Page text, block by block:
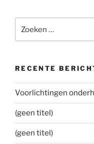
naar:
RECENTE
Voorlichtingen
(geen titel)
(geen titel)